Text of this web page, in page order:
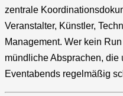
zentrale
Veranstalter, Künstler,
Management. Wer kein
mündliche Absprachen, die
Eventabends regelmäßig